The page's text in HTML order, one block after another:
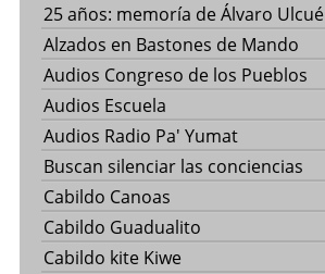
25 años: memoría de Álvaro Ulcué
Alzados en Bastones de Mando
Audios Congreso de los Pueblos
Audios Escuela
Audios Radio Pa' Yumat
Buscan silenciar las conciencias
Cabildo Canoas
Cabildo Guadualito
Cabildo kite Kiwe